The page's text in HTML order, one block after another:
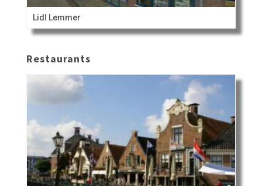
Lidl Lemmer
Restaurants